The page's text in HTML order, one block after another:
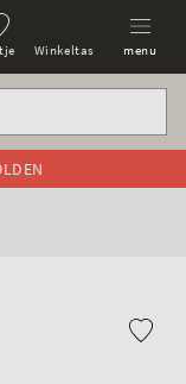
Winkeltas menu